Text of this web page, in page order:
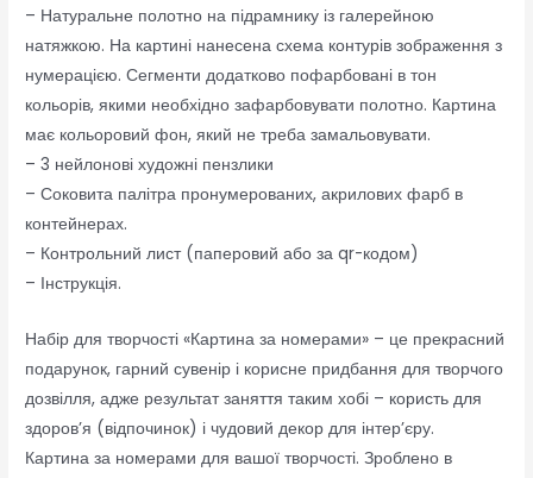
– Натуральне полотно на підрамнику із галерейною
натяжкою. На картині нанесена схема контурів зображення з
нумерацією. Сегменти додатково пофарбовані в тон
кольорів, якими необхідно зафарбовувати полотно. Картина
має кольоровий фон, який не треба замальовувати.
– 3 нейлонові художні пензлики
– Соковита палітра пронумерованих, акрилових фарб в
контейнерах.
– Контрольний лист (паперовий або за qr-кодом)
– Інструкція.
Набір для творчості «Картина за номерами» – це прекрасний
подарунок, гарний сувенір і корисне придбання для творчого
дозвілля, адже результат заняття таким хобі – користь для
здоров’я (відпочинок) і чудовий декор для інтер’єру.
Картина за номерами для вашої творчості. Зроблено в